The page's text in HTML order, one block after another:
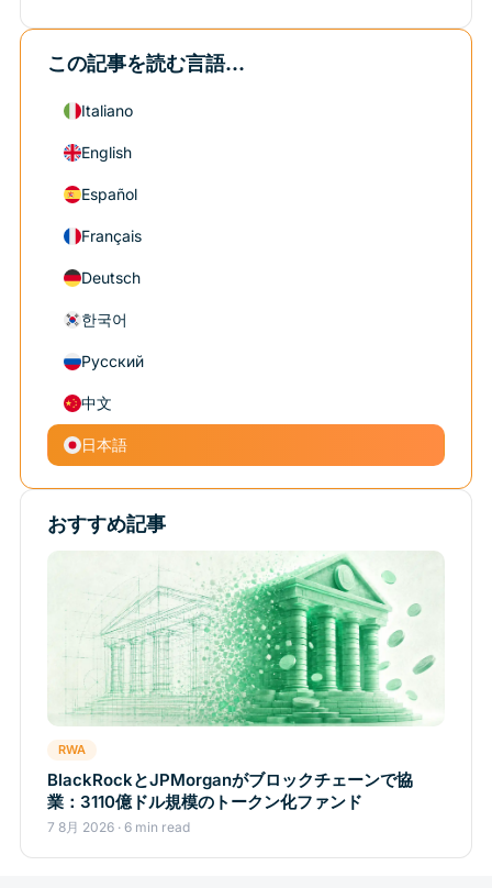
この記事を読む言語...
Italiano
English
Español
Français
Deutsch
한국어
Русский
中文
日本語
おすすめ記事
RWA
BlackRockとJPMorganがブロックチェーンで協
業：3110億ドル規模のトークン化ファンド
7 8月 2026 · 6 min read